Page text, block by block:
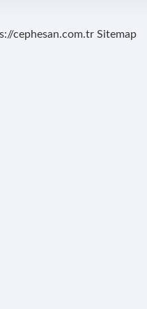
cephesan.com.tr Sitemap